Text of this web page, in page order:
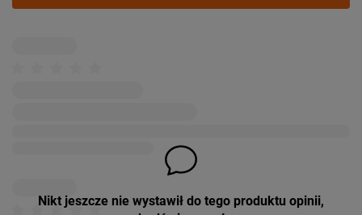
Nikt jeszcze nie wystawił do tego produktu opinii,